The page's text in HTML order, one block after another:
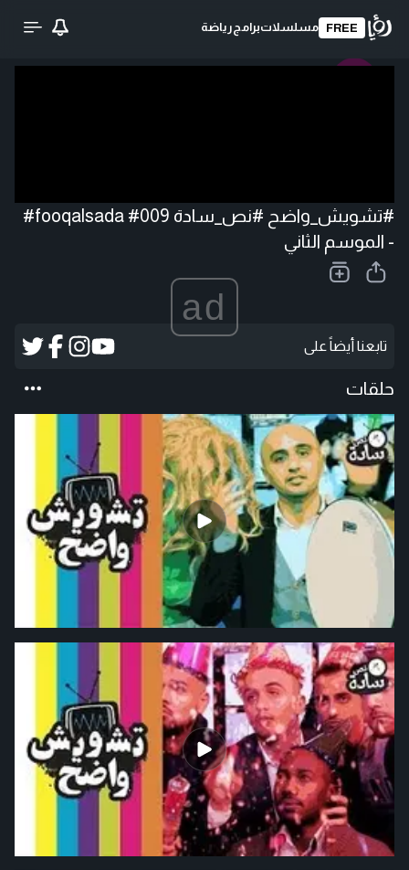
FREE مسلسلاتبرامج رياضة
#تشويش_واضح #نص_سادة 009# fooqalsada#
- الموسم الثاني
ad
تابعنا أيضاً على
حلقات